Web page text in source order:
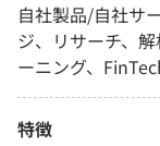
自社製品/自社サ
ジ、リサーチ、
ーニング、
特徴